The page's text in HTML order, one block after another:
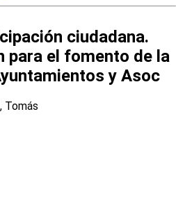
ciudadana.
para el fomento de la
y Asoc
Tomás